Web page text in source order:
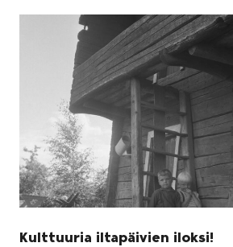
Kulttuuria iltapäivien iloksi!